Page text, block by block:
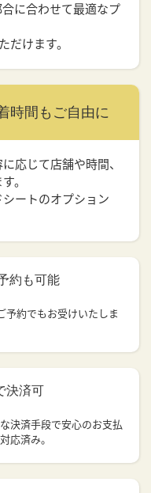
に合わせて最適なプ
だけます。
時間もご自由に
応じて店舗や時間、
。
ートのオプション
約も可能
予約でもお受けいたしま
決済可
決済手段で安心のお支払
応済み。